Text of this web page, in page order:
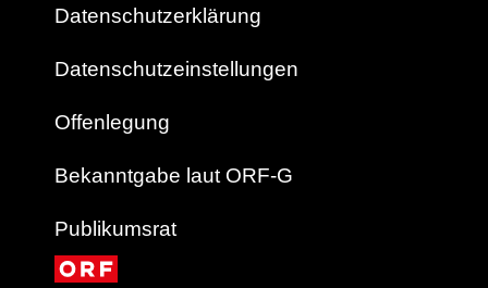
Datenschutzerklärung
Datenschutzeinstellungen
Offenlegung
Bekanntgabe laut ORF-G
Publikumsrat